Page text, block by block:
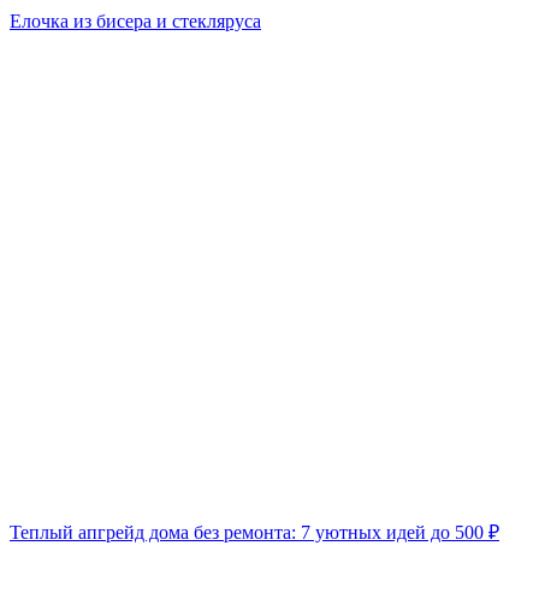
Елочка из бисера и стекляруса
Теплый апгрейд дома без ремонта: 7 уютных идей до 500 ₽